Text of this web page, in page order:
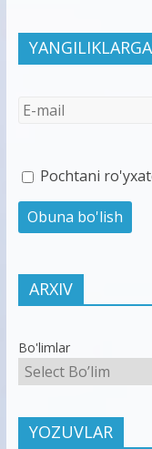
Pochtani
ARXIV
Bo'limlar
YOZUVLAR